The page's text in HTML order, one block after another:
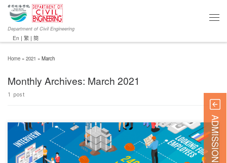
Department of Civil Engineering
En | 繁 | 簡
Home » 2021 » March
Monthly Archives: March 2021
1 post
ADMISSION